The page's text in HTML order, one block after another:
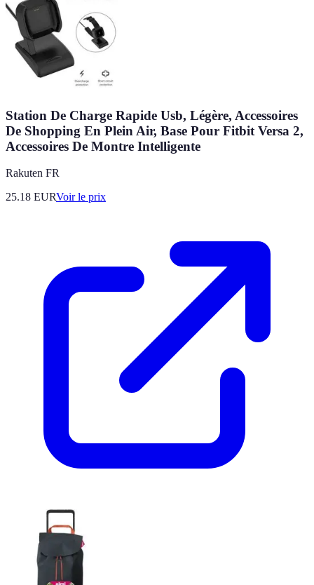
Station De Charge Rapide Usb, Légère, Accessoires
De Shopping En Plein Air, Base Pour Fitbit Versa 2,
Accessoires De Montre Intelligente
Rakuten FR
25.18 EURVoir le prix